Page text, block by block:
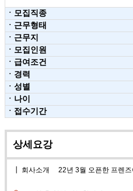
ㆍ모집직종
ㆍ근무형태
ㆍ근무지
ㆍ모집인원
ㆍ급여조건
ㆍ경력
ㆍ성별
ㆍ나이
ㆍ접수기간
상세요강
┃ 회사소개 22년 3월 오픈한 프렌즈